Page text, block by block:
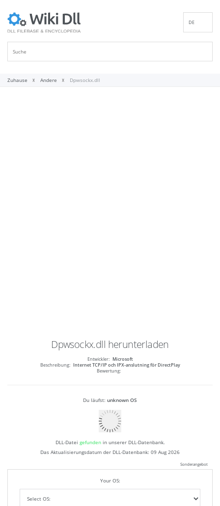
DE
Zuhause Andere Dpwsockx.dll
Dpwsockx.dll herunterladen
Entwickler: Microsoft
Beschreibung: Internet TCP/IP och IPX-anslutning för DirectPlay
Bewertung:
Du läufst: unknown OS
DLL-Datei gefunden in unserer DLL-Datenbank.
Das Aktualisierungsdatum der DLL-Datenbank: 09 Aug 2026
Sonderangebot
Your OS: